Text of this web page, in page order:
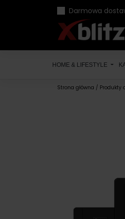
Darmowa
HOME & LIFESTYLE
Strona główna / Produkty